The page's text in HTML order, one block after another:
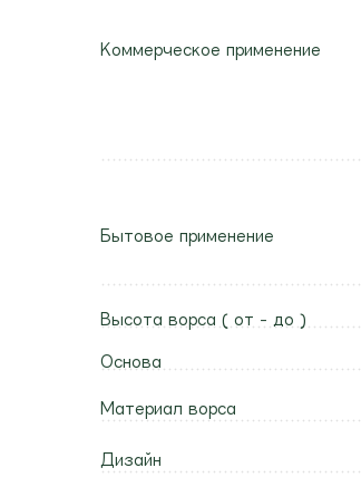
Коммерческое применение
Бытовое применение
Высота ворса ( от - до )
Основа
Материал ворса
Дизайн